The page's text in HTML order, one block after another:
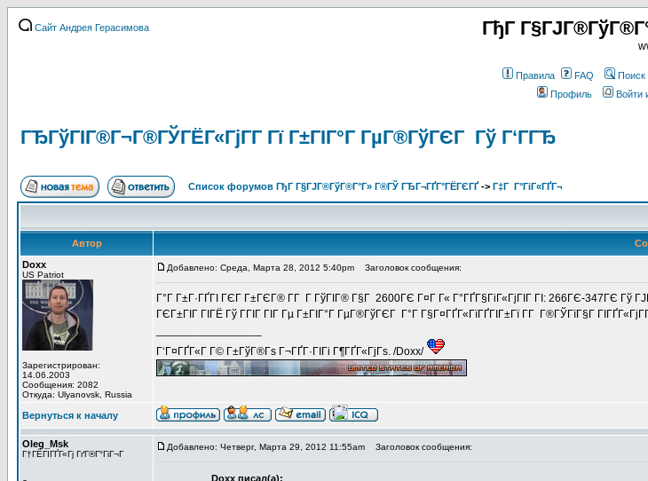
Сайт Андрея Герасимова ГђГ
Правила FAQ Поиск
Профиль
Войти
ГЂГўГІГ®Г¬Г®ГЎГЁГ«ГјГ­Г Гї Г±ГІГ°Г ГµГ®ГўГЄГ Гў Г‘ГГЂ
Список форумов ГђГ Г§ГЈГ®ГўГ®Г°Г» Г®ГЎ ГЂГ¬ГҐГ°ГЁГЄГҐ-> Г‡Г Г°ГіГ«ГҐГ¬
Автор
Doxx
US Patriot
Зарегистрирован:
14.06.2003
Сообщения: 2082
Откуда: Ulyanovsk, Russia
Добавлено: Среда, Марта 28, 2012 5:40pm Заголовок сообщения:
Г°Г Г±Г·ГҐГІ ГЄГ Г±ГЄГ® Г­Г Г ГўГІГ® Г§Г 2600ГЄ Г¤Г Г« Г°ГҐГ§ГіГ«ГјГІГ ГІ: 266ГЄ-347ГЄ Гў
ГЄГ±ГІГ ГІГЁ Гў ГГІГ ГІГ Гµ Г±ГІГ°Г ГµГ®ГўГЄГ Г°Г Г§Г¤ГҐГ«ГїГҐГІГ±Гї Г­Г Г®ГЎГїГ§Г
Г‘Г¤ГҐГ«Г Г© Г±ГўГ®Гѕ Г¬ГҐГ·ГІГі Г¶ГҐГ«ГјГѕ. /Doxx/
Вернуться к началу
Oleg_Msk
Г†ГЁГІГҐГ«Гј ГґГ®Г°ГіГ¬Г
Добавлено: Четверг, Марта 29, 2012 11:55am Заголовок сообщения:
Doxx писал(а):